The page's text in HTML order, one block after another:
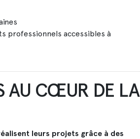
professionnels accessibles à
AU CŒUR DE LA
leurs projets grâce à des